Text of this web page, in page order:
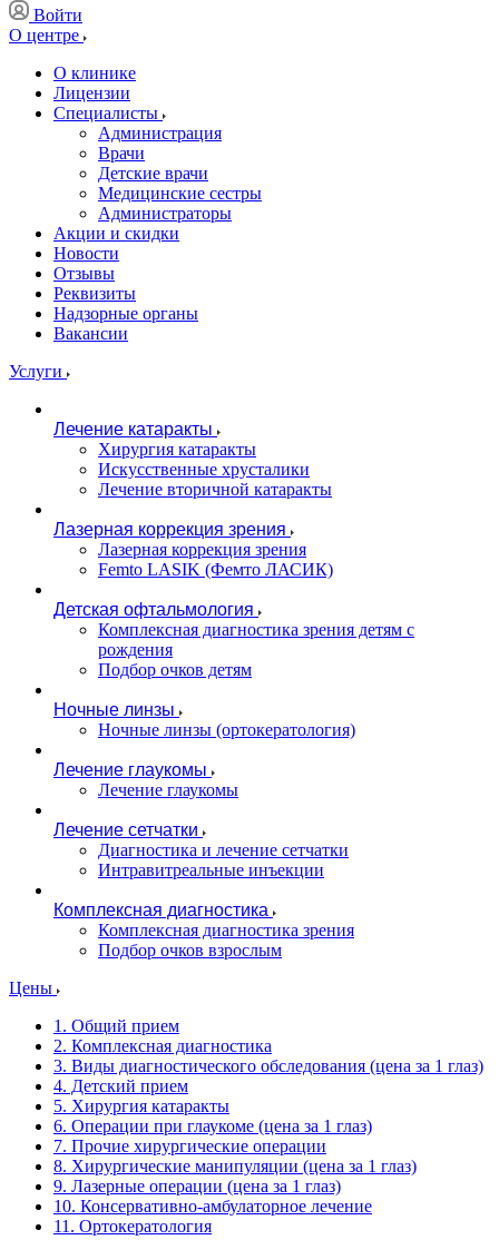
Войти
О центре
О клинике
Лицензии
Специалисты
Администрация
Врачи
Детские врачи
Медицинские сестры
Администраторы
Акции и скидки
Новости
Отзывы
Реквизиты
Надзорные органы
Вакансии
Услуги
Лечение катаракты
Хирургия катаракты
Искусственные хрусталики
Лечение вторичной катаракты
Лазерная коррекция зрения
Лазерная коррекция зрения
Femto LASIK (Фемто ЛАСИК)
Детская офтальмология
Комплексная диагностика зрения детям c
рождения
Подбор очков детям
Ночные линзы
Ночные линзы (ортокератология)
Лечение глаукомы
Лечение глаукомы
Лечение сетчатки
Диагностика и лечение сетчатки
Интравитреальные инъекции
Комплексная диагностика
Комплексная диагностика зрения
Подбор очков взрослым
Цены
1. Общий прием
2. Комплексная диагностика
3. Виды диагностического обследования (цена за 1 глаз)
4. Детский прием
5. Хирургия катаракты
6. Операции при глаукоме (цена за 1 глаз)
7. Прочие хирургические операции
8. Хирургические манипуляции (цена за 1 глаз)
9. Лазерные операции (цена за 1 глаз)
10. Консервативно-амбулаторное лечение
11. Ортокератология